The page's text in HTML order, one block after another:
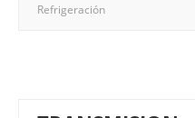
Refrigeración